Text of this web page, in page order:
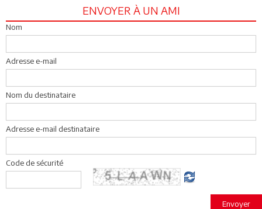
ENVOYER À UN AMI
Nom
Adresse e-mail
Nom du destinataire
Adresse e-mail destinataire
Code de sécurité
Envoyer